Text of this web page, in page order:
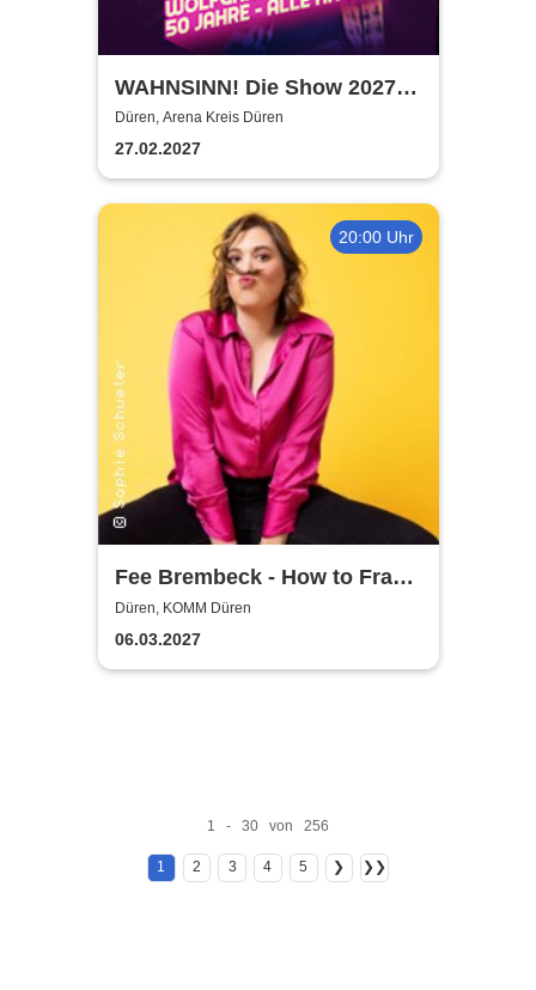
WAHNSINN! Die Show 2027 -
Die Jubiläumstournee - Mit
den Hits von Wolfgang Petry
Düren, Arena Kreis Düren
27.02.2027
20:00 Uhr
Fee Brembeck - How to Frau
– Das Tutorial, nach dem
niemand gefragt hat
Düren, KOMM Düren
06.03.2027
1 - 30 von 256
1 2 3 4 5 ❯ ❯❯